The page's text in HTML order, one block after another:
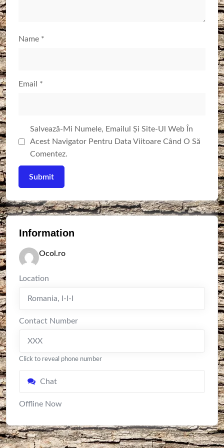
Name *
Email *
Salvează-Mi Numele, Emailul Și Site-Ul Web În
Acest Navigator Pentru Data Viitoare Când O Să
Comentez.
Information
Ocol.ro
Location
Romania, I-I-I
Contact Number
XXX
Click to reveal phone number
Chat
Offline Now